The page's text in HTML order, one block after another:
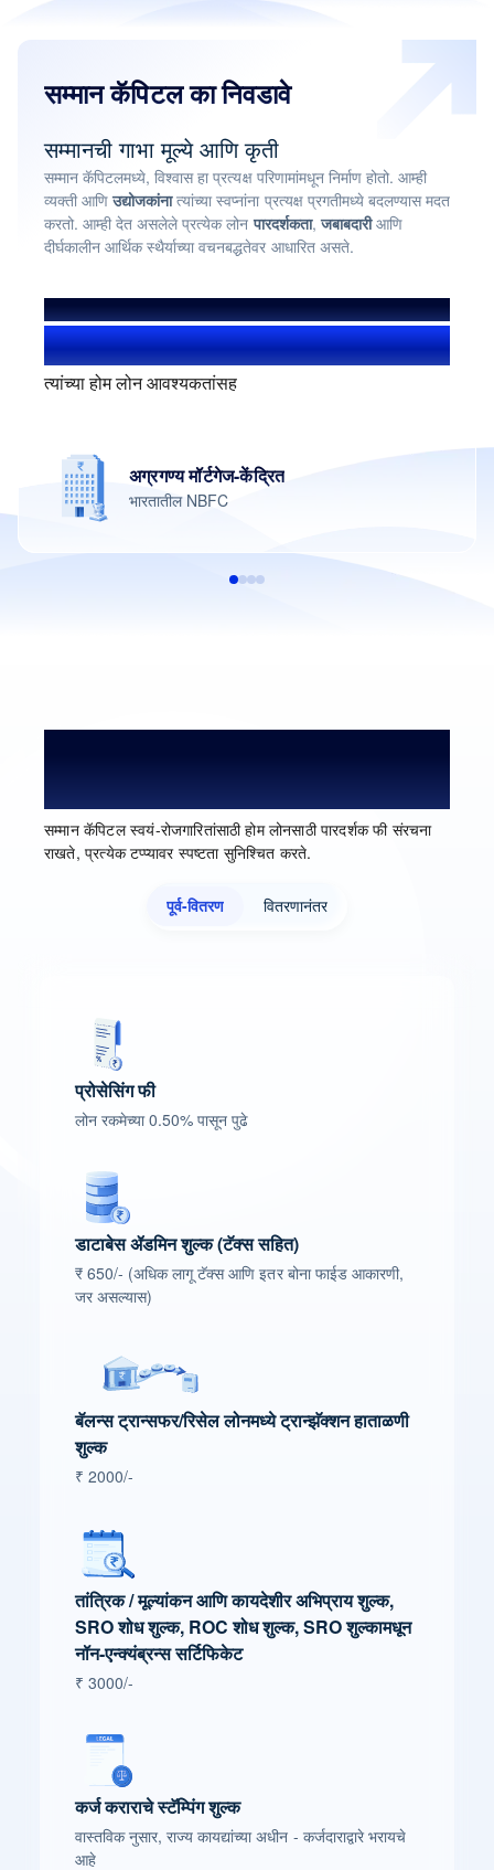
सम्मान कॅपिटल का निवडावे
सम्मानची गाभा मूल्ये आणि कृती
सम्मान कॅपिटलमध्ये, विश्वास हा प्रत्यक्ष परिणामांमधून निर्माण होतो. आम्ही
व्यक्ती आणिउद्योजकांनात्यांच्या स्वप्नांना प्रत्यक्ष प्रगतीमध्ये बदलण्यास मदत
करतो. आम्ही देत असलेले प्रत्येक लोनपारदर्शकता,जबाबदारीआणि
दीर्घकालीन आर्थिक स्थैर्याच्या वचनबद्धतेवर आधारित असते.
आम्ही मदत केली आहे
1.4+ दशलक्ष यूजर
त्यांच्या होम लोन आवश्यकतांसह
अग्रगण्य मॉर्टगेज-केंद्रित
भारतातील NBFC
सम्मान कॅपिटल स्वयं-रोजगारितांसाठी होम लोनसाठी पारदर्शक फी संरचना
राखते, प्रत्येक टप्प्यावर स्पष्टता सुनिश्चित करते.
पूर्व-वितरण वितरणानंतर
प्रोसेसिंग फी
लोन रकमेच्या 0.50% पासून पुढे
डाटाबेस ॲडमिन शुल्क (टॅक्स सहित)
₹ 650/- (अधिक लागू टॅक्स आणि इतर बोना फाईड आकारणी,
जर असल्यास)
बॅलन्स ट्रान्सफर/रिसेल लोनमध्ये ट्रान्झॅक्शन हाताळणी
शुल्क
₹ 2000/-
तांत्रिक / मूल्यांकन आणि कायदेशीर अभिप्राय शुल्क,
SRO शोध शुल्क, ROC शोध शुल्क, SRO शुल्कामधून
नॉन-एन्क्यंब्रन्स सर्टिफिकेट
₹ 3000/-
कर्ज कराराचे स्टॅम्पिंग शुल्क
वास्तविक नुसार, राज्य कायद्यांच्या अधीन - कर्जदाराद्वारे भरायचे
आहे